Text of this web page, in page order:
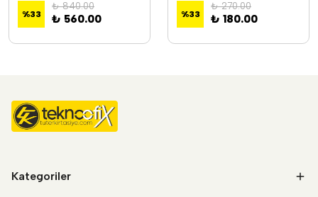
%33
₺ 840.00
₺ 560.00 %33
₺ 270.00
₺ 180.00
Kategoriler